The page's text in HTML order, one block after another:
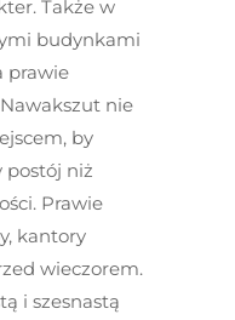
Także w
budynkami
prawie
nie
by
postój niż
Prawie
kantory
wieczorem.
i szesnastą